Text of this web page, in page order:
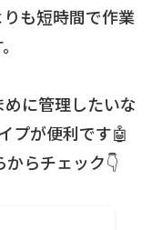
も短時間で作業
に管理したいな
プが便利です🤖
らチェック👇